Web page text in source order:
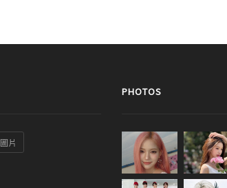
圖片
PHOTOS